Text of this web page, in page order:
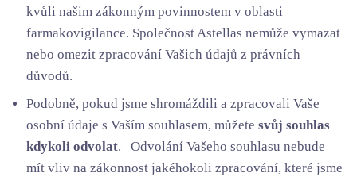
kvůli našim zákonným povinnostem v oblasti
farmakovigilance. Společnost Astellas nemůže vymazat
nebo omezit zpracování Vašich údajů z právních
důvodů.
Podobně, pokud jsme shromáždili a zpracovali Vaše
osobní údaje s Vaším souhlasem, můžetesvůj souhlas
kdykoli odvolat. Odvolání Vašeho souhlasu nebude
mít vliv na zákonnost jakéhokoli zpracování, které jsme